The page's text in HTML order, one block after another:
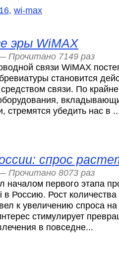
wi-max
эры WiMAX
Прочитано 7149 раз
связи WiMAX
становится
связи. По
стремятся убедить нас в
спрос
Прочитано 8073 раз
началом первого этапа
в Россию. Рост
к увеличению спроса
стимулирует
в повседне...